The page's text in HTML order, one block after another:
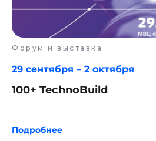
Форум и выставка
29 сентября – 2 октября
100+ TechnoBuild
Подробнее